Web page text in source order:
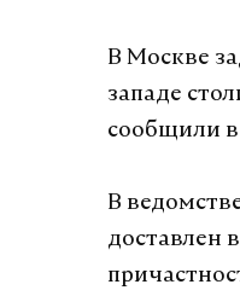
В Москве
западе
сообщили
В
доставлен